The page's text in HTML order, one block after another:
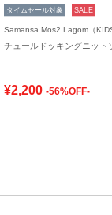
タイムセール対象 SALE
Samansa Mos2 Lagom（KIDS
チュールドッキングニット
¥2,200 -56%OFF-